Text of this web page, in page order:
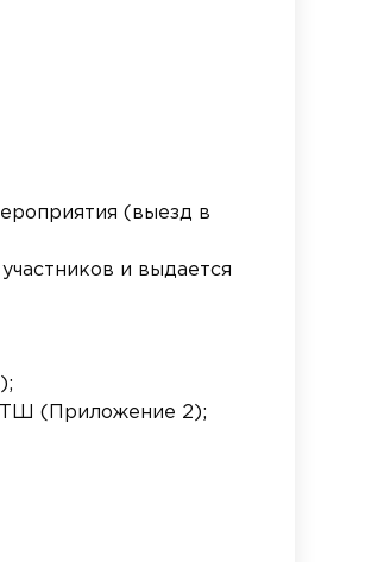
(выезд в
и выдается
(Приложение 2);